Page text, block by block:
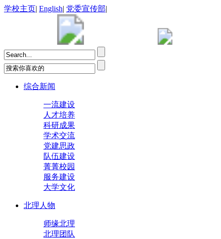
学校主页| English| 党委宣传部|
综合新闻
一流建设
人才培养
科研成果
学术交流
党建思政
队伍建设
菁菁校园
服务建设
大学文化
北理人物
师缘北理
北理团队